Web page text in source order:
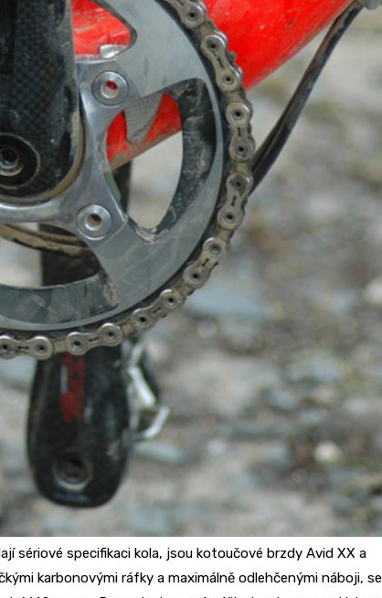
sériové specifikaci kola, jsou kotoučové brzdy Avid XX a
karbonovými ráfky a maximálně odlehčenými náboji, se